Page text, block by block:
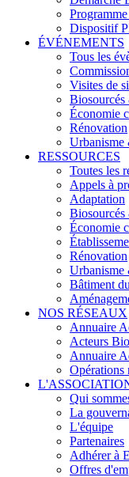
Dispositif
ÉVÉNEMENTS
Tous les
Visites de
Biosourcés
Économie
Rénovation
Urbanisme
RESSOURCES
Toutes les
Appels à
Adaptation
Biosourcés
Économie
Rénovation
Urbanisme
Bâtiment
NOS RÉSEAUX
Annuaire
Acteurs
Annuaire
Opérations
Qui
La
L'équipe
Partenaires
Adhérer à
Offres